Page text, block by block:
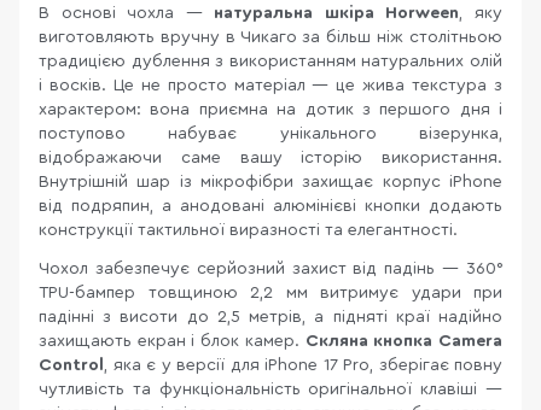
В основі чохла — натуральна шкіра Horween, яку
виготовляють вручну в Чикаго за більш ніж столітньою
традицією дублення з використанням натуральних олій
і восків. Це не просто матеріал — це жива текстура з
характером: вона приємна на дотик з першого дня і
поступово набуває унікального візерунка,
відображаючи саме вашу історію використання.
Внутрішній шар із мікрофібри захищає корпус iPhone
від подряпин, а анодовані алюмінієві кнопки додають
конструкції тактильної виразності та елегантності.
Чохол забезпечує серйозний захист від падінь — 360°
TPU-бампер товщиною 2,2 мм витримує удари при
падінні з висоти до 2,5 метрів, а підняті краї надійно
захищають екран і блок камер. Скляна кнопка Camera
Control, яка є у версії для iPhone 17 Pro, зберігає повну
чутливість та функціональність оригінальної клавіші —